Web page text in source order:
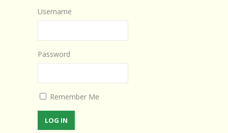
Login
Username
Password
Remember Me